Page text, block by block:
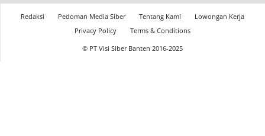
Redaksi Pedoman Media Siber Tentang Kami
Lowongan Kerja
Privacy Policy
Terms & Conditions
© PT Visi Siber Banten 2016-2025